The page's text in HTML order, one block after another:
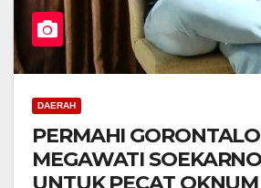
DAERAH
PERMAHI
MEGAWATI
UNTUK PECAT